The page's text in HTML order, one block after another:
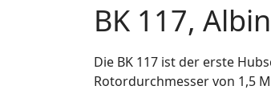
BK 117, Albin
Die BK 117 ist der erste
Rotordurchmesser von 1,5